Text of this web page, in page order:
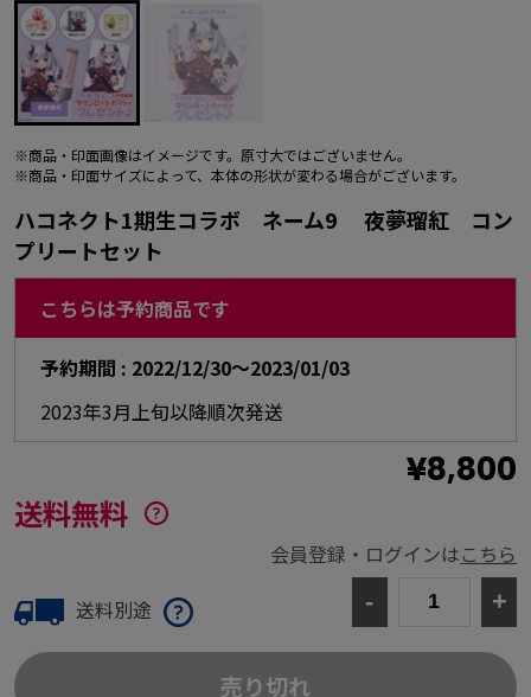
※商品・印面画像はイメージです。原寸大ではございません。
※商品・印面サイズによって、本体の形状が変わる場合がございます。
ハコネクト1期生コラボ ネーム9 夜夢瑠紅 コン
プリートセット
こちらは予約商品です
予約期間 : 2022/12/30～2023/01/03
2023年3月上旬以降順次発送
¥8,800
送料別途
送料無料
会員登録・ログインはこちら
- +
売り切れ